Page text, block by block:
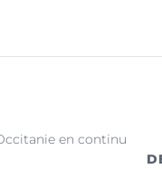
en continu